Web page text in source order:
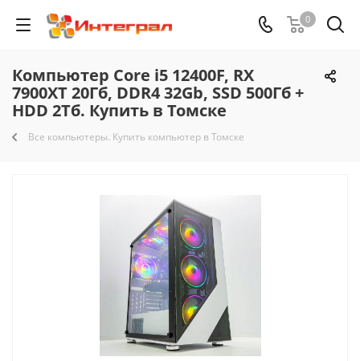
0
Компьютер Core i5 12400F, RX
7900XT 20Гб, DDR4 32Gb, SSD 500Гб +
HDD 2Тб. Купить в Томске
Все компьютеры. Купить компьютер в Томске